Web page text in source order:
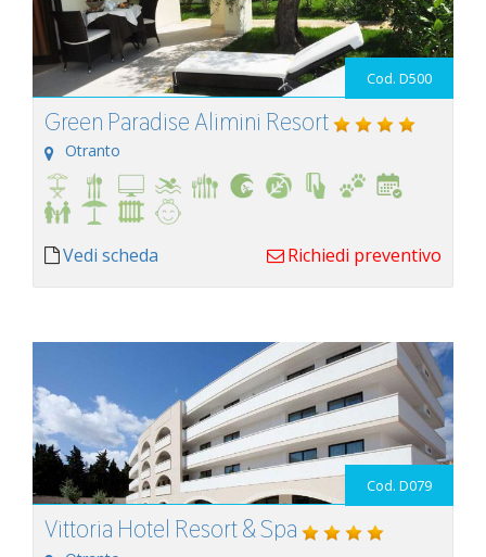
Cod. D500
Green Paradise Alimini Resort
Otranto
Vedi scheda Richiedi preventivo
Cod. D079
Vittoria Hotel Resort & Spa